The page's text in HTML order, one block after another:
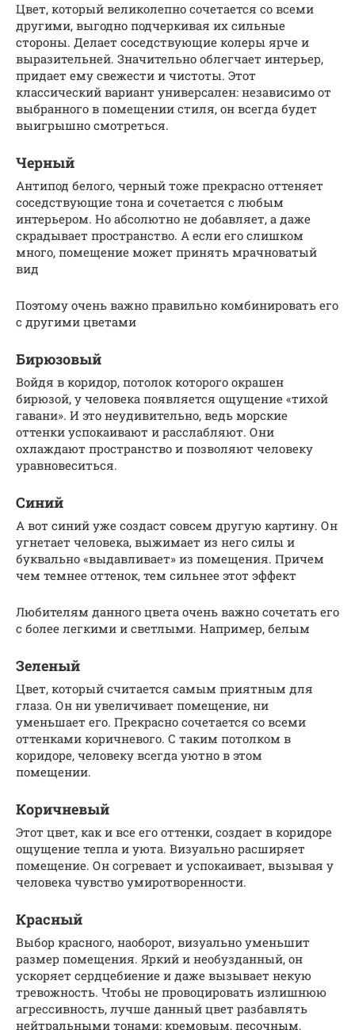
Цвет, который великолепно сочетается со всеми
другими, выгодно подчеркивая их сильные
стороны. Делает соседствующие колеры ярче и
выразительней. Значительно облегчает интерьер,
придает ему свежести и чистоты. Этот
классический вариант универсален: независимо от
выбранного в помещении стиля, он всегда будет
выигрышно смотреться.
Черный
Антипод белого, черный тоже прекрасно оттеняет
соседствующие тона и сочетается с любым
интерьером. Но абсолютно не добавляет, а даже
скрадывает пространство. А если его слишком
много, помещение может принять мрачноватый
вид
Поэтому очень важно правильно комбинировать его
с другими цветами
Бирюзовый
Войдя в коридор, потолок которого окрашен
бирюзой, у человека появляется ощущение «тихой
гавани». И это неудивительно, ведь морские
оттенки успокаивают и расслабляют. Они
охлаждают пространство и позволяют человеку
уравновеситься.
Синий
А вот синий уже создаст совсем другую картину. Он
угнетает человека, выжимает из него силы и
буквально «выдавливает» из помещения. Причем
чем темнее оттенок, тем сильнее этот эффект
Любителям данного цвета очень важно сочетать его
с более легкими и светлыми. Например, белым
Зеленый
Цвет, который считается самым приятным для
глаза. Он ни увеличивает помещение, ни
уменьшает его. Прекрасно сочетается со всеми
оттенками коричневого. С таким потолком в
коридоре, человеку всегда уютно в этом
помещении.
Коричневый
Этот цвет, как и все его оттенки, создает в коридоре
ощущение тепла и уюта. Визуально расширяет
помещение. Он согревает и успокаивает, вызывая у
человека чувство умиротворенности.
Красный
Выбор красного, наоборот, визуально уменьшит
размер помещения. Яркий и необузданный, он
ускоряет сердцебиение и даже вызывает некую
тревожность. Чтобы не провоцировать излишнюю
агрессивность, лучше данный цвет разбавлять
нейтральными тонами: кремовым, песочным,